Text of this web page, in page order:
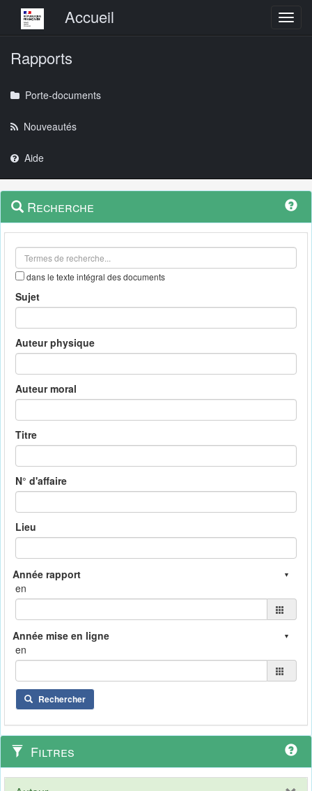
Menu principalAccueil
Rapports
Porte-documents
Nouveautés
Aide
Navigation
outils
Menu
contextuel
Recherche
dans le texte intégral des documents
Sujet
Auteur physique
Auteur moral
Titre
N° d'affaire
Lieu
en
en
Rechercher
Filtres